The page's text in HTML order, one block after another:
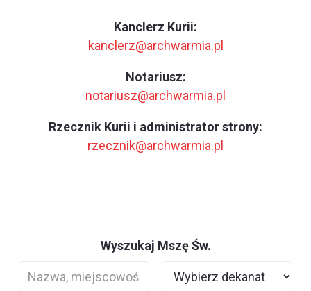
Kanclerz Kurii:
kanclerz@archwarmia.pl
Notariusz:
notariusz@archwarmia.pl
Rzecznik Kurii i administrator strony:
rzecznik@archwarmia.pl
Wyszukaj Mszę Św.